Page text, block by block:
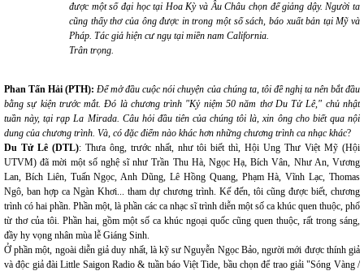
được một số đại học tại Hoa Kỳ và Âu Châu chọn để giảng dậy. Người ta
cũng thấy thơ của ông được in trong một số sách, báo xuất bản tại Mỹ và
Pháp. Tác giả hiện cư ngụ tại miền nam California.
Trân trọng.
Phan Tấn Hải (PTH): Để mở đầu cuộc nói chuyện của chúng ta, tôi đề nghị ta nên bắt đầu
bằng sự kiện trước mắt. Đó là chương trình "Kỷ niệm 50 năm thơ Du Tử Lê," chủ nhật
tuần này, tại rạp La Mirada. Câu hỏi đầu tiên của chúng tôi là, xin ông cho biết qua nội
dung của chương trình. Và, có đặc điểm nào khác hơn những chương trình ca nhạc khác?
Du Tử Lê (DTL): Thưa ông, trước nhất, như tôi biết thì, Hội Ung Thư Việt Mỹ (Hội
UTVM) đã mời một số nghệ sĩ như Trần Thu Hà, Ngọc Hạ, Bích Vân, Như An, Vương
Lan, Bích Liên, Tuấn Ngọc, Anh Dũng, Lê Hồng Quang, Phạm Hà, Vĩnh Lạc, Thomas
Ngô, ban hợp ca Ngàn Khơi... tham dự chương trình. Kế đến, tôi cũng được biết, chương
trình có hai phần. Phần một, là phần các ca nhạc sĩ trình diễn một số ca khúc quen thuộc, phổ
từ thơ của tôi. Phần hai, gồm một số ca khúc ngoại quốc cũng quen thuộc, rất trong sáng,
đầy hy vọng nhân mùa lễ Giáng Sinh.
Ở phần một, ngoài diễn giả duy nhất, là kỹ sư Nguyễn Ngọc Bảo, người mới được thính giả
và độc giả đài Little Saigon Radio & tuần báo Việt Tide, bầu chọn để trao giải "Sóng Vàng /